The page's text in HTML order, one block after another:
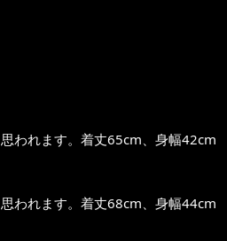
われます。着丈65cm、身幅42cm
われます。着丈68cm、身幅44cm